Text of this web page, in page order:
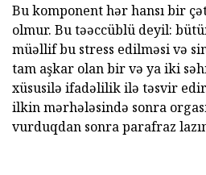
Bu komponent hər hansı bir
olmur. Bu təəccüblü deyil:
müəllif bu stress edilməsi və
tam aşkar olan bir və ya iki
xüsusilə ifadəlilik ilə təsvir
ilkin mərhələsində sonra
vurduqdan sonra parafraz